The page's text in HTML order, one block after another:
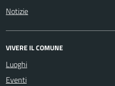
Notizie
VIVERE IL COMUNE
Luoghi
Eventi